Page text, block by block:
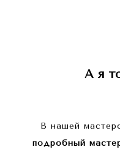
А я
В нашей
подробный